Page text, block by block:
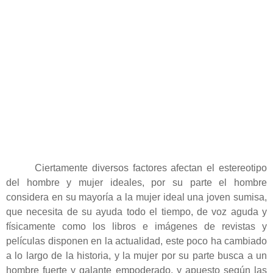
Ciertamente diversos factores afectan el estereotipo
del hombre y mujer ideales, por su parte el hombre
considera en su mayoría a la mujer ideal una joven sumisa,
que necesita de su ayuda todo el tiempo, de voz aguda y
físicamente como los libros e imágenes de revistas y
películas disponen en la actualidad, este poco ha cambiado
a lo largo de la historia, y la mujer por su parte busca a un
hombre fuerte y galante empoderado, y apuesto según las